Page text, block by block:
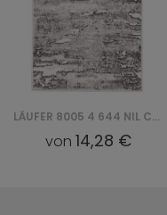
LÄUFER 8005 4 644 NIL CHODNIK
von14,28 €